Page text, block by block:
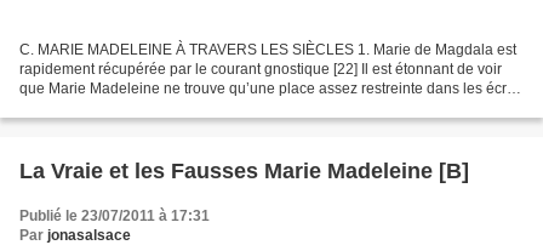
C. MARIE MADELEINE À TRAVERS LES SIÈCLES 1. Marie de Magdala est
rapidement récupérée par le courant gnostique [22] Il est étonnant de voir
que Marie Madeleine ne trouve qu’une place assez restreinte dans les écrits
La Vraie et les Fausses Marie Madeleine [B]
Publié le 23/07/2011 à 17:31
Par jonasalsace